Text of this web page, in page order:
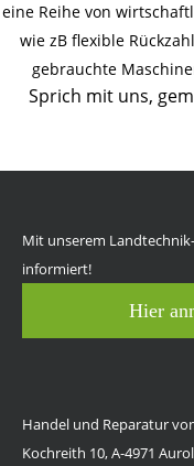
eine Reihe von
wie zB flexible
gebrauchte
Sprich mit uns,
Mit unserem
informiert!
Hier
Handel und Reparatur
Kochreith 10, A-4971